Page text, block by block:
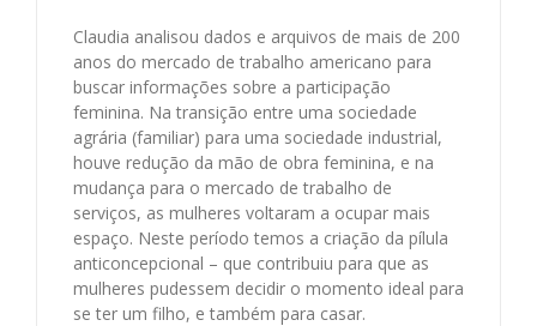
Claudia analisou dados e arquivos de mais de 200
anos do mercado de trabalho americano para
buscar informações sobre a participação
feminina. Na transição entre uma sociedade
agrária (familiar) para uma sociedade industrial,
houve redução da mão de obra feminina, e na
mudança para o mercado de trabalho de
serviços, as mulheres voltaram a ocupar mais
espaço. Neste período temos a criação da pílula
anticoncepcional – que contribuiu para que as
mulheres pudessem decidir o momento ideal para
se ter um filho, e também para casar.